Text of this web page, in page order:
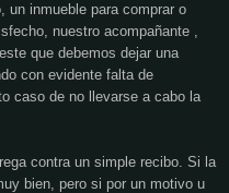
un inmueble para comprar o
nuestro acompañante ,
que debemos dejar una
con evidente falta de
caso de no llevarse a cabo la
contra un simple recibo. Si la
bien, pero si por un motivo u